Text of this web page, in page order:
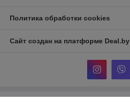
Политика обработки cookies
Сайт создан на платформе Deal.by